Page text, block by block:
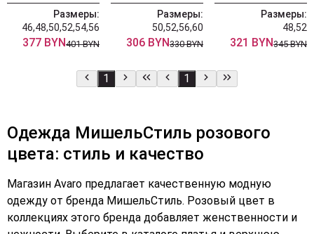
Размеры:
46,48,50,52,54,56
377 BYN401 BYN
Размеры:
50,52,56,60
306 BYN330 BYN
Размеры:
48,52
321 BYN345 BYN
1 1
Одежда МишельСтиль розового
цвета: стиль и качество
Магазин Avaro предлагает качественную модную
одежду от бренда МишельСтиль. Розовый цвет в
коллекциях этого бренда добавляет женственности и